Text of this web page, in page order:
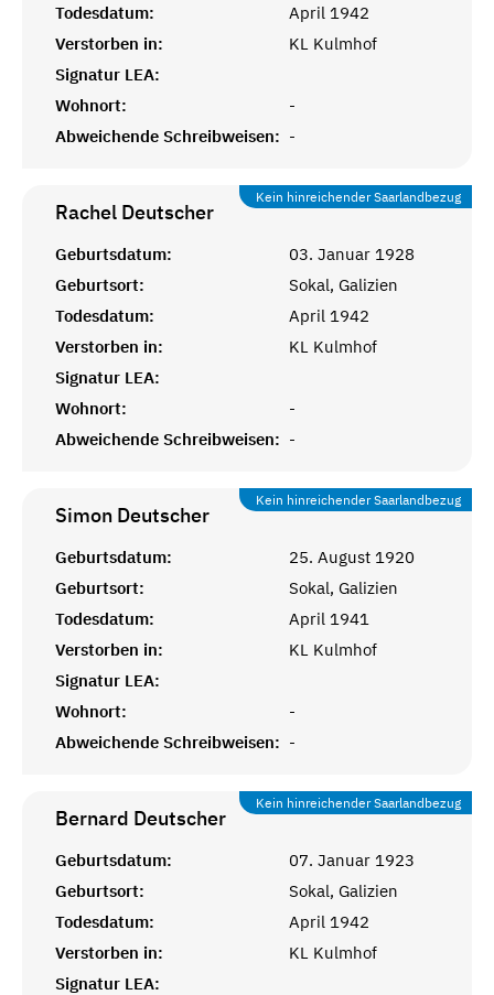
Todesdatum:
April 1942
Verstorben in:
KL Kulmhof
Signatur LEA:
Wohnort:
-
Abweichende Schreibweisen: -
Kein hinreichender Saarlandbezug
Rachel Deutscher
Geburtsdatum:
03. Januar 1928
Geburtsort:
Sokal, Galizien
Todesdatum:
April 1942
Verstorben in:
KL Kulmhof
Signatur LEA:
Wohnort:
-
Abweichende Schreibweisen: -
Kein hinreichender Saarlandbezug
Simon Deutscher
Geburtsdatum:
25. August 1920
Geburtsort:
Sokal, Galizien
Todesdatum:
April 1941
Verstorben in:
KL Kulmhof
Signatur LEA:
Wohnort:
-
Abweichende Schreibweisen: -
Kein hinreichender Saarlandbezug
Bernard Deutscher
Geburtsdatum:
07. Januar 1923
Geburtsort:
Sokal, Galizien
Todesdatum:
April 1942
Verstorben in:
KL Kulmhof
Signatur LEA: